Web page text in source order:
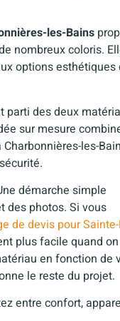
les-Bains
nombreux coloris.
options esthétiques
parti des deux
sur mesure
les-
démarche simple
des photos. Si vous
de devis pour
plus facile quand on
en fonction de
le reste du projet.
entre confort,